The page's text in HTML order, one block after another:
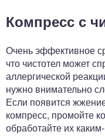
Компресс с
Очень эффективное
что чистотел может
аллергической
нужно внимательно
Если появится
компресс, промойте
обработайте их